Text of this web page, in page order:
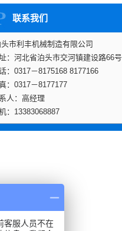
联系我们
头市利丰机械制造有限公司
：河北省泊头市交河镇建设路66号
：0317－8175168 8177166
：0317－8177177
人：高经理
：13383068887
客服人员不在